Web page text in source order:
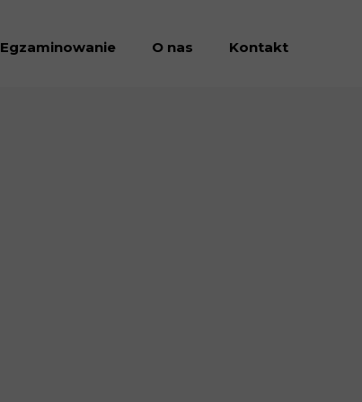
Egzaminowanie O nas Kontakt